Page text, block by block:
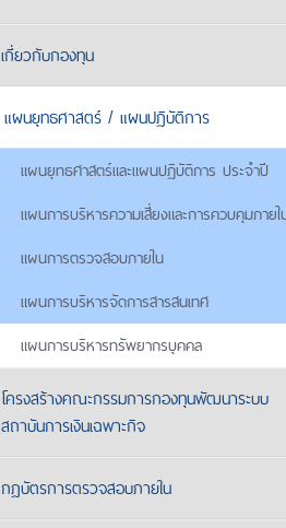
เกี่ยวกับกองทุน
แผนยุทธศาสตร์ / แผนปฏิบัติการ
แผนยุทธศาสตร์และแผนปฏิบัติการ ประจำปี
แผนการบริหารความเสี่ยงและการควบคุมภายใ
แผนการตรวจสอบภายใน
แผนการบริหารจัดการสารสนเทศ
แผนการบริหารทรัพยากรบุคคล
โครงสร้างคณะกรรมการกองทุนพัฒนาระบบ
สถาบันการเงินเฉพาะกิจ
กฎบัตรการตรวจสอบภายใน